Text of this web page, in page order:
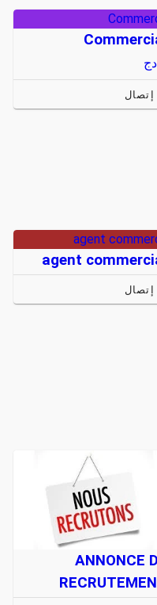
دج
إتصال
agent
agent
إتصال
ANNONCE